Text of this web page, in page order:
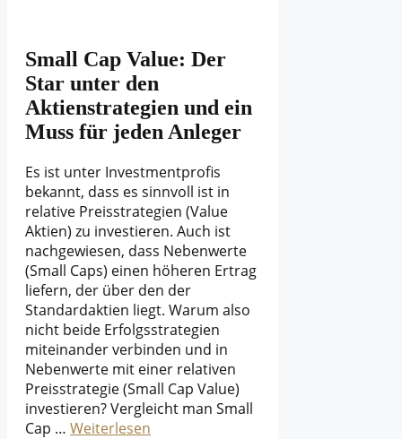
Small Cap Value: Der
Star unter den
Aktienstrategien und ein
Muss für jeden Anleger
Es ist unter Investmentprofis
bekannt, dass es sinnvoll ist in
relative Preisstrategien (Value
Aktien) zu investieren. Auch ist
nachgewiesen, dass Nebenwerte
(Small Caps) einen höheren Ertrag
liefern, der über den der
Standardaktien liegt. Warum also
nicht beide Erfolgsstrategien
miteinander verbinden und in
Nebenwerte mit einer relativen
Preisstrategie (Small Cap Value)
investieren? Vergleicht man Small
Cap … Weiterlesen